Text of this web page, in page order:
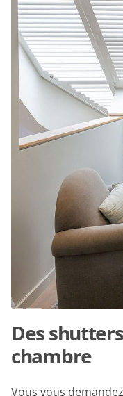
Des
chambre
Vous vous